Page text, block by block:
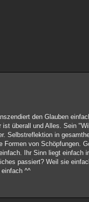
den Glauben
überall und Alles. Sein
Selbstreflektion in
Formen von Schöpfungen.
Ihr Sinn liegt
passiert? Weil sie
^^